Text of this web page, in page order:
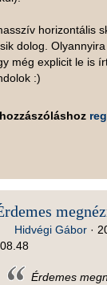
horizontális
dolog.
még explicit le is
:)
Hidvégi Gábor·
08.48
Érdemes